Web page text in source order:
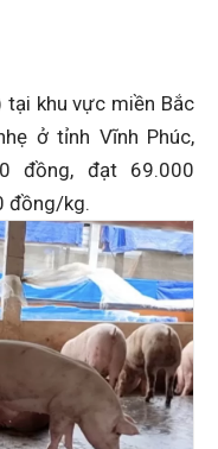
khu vực miền Bắc
ở tỉnh Vĩnh Phúc,
đồng, đạt 69.000
đồng/kg.